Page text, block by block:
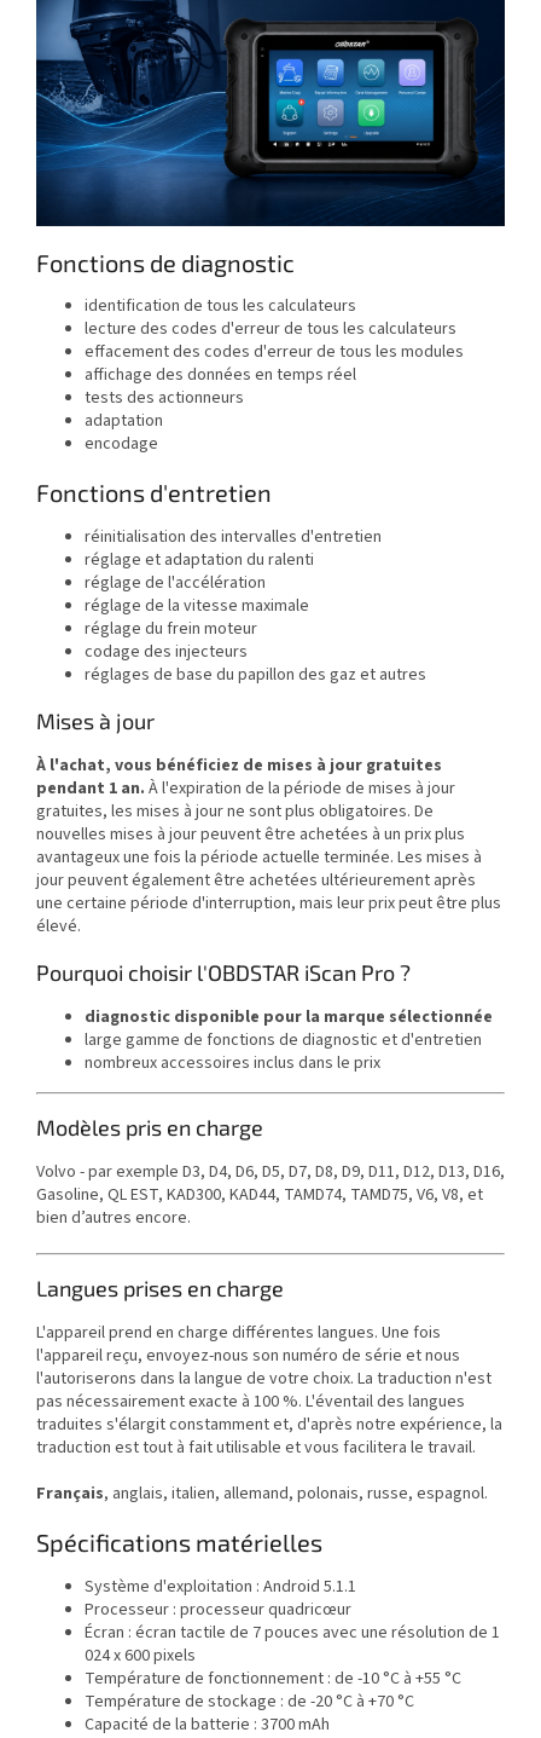
Fonctions de diagnostic
identification de tous les calculateurs
lecture des codes d'erreur de tous les calculateurs
effacement des codes d'erreur de tous les modules
affichage des données en temps réel
tests des actionneurs
adaptation
encodage
Fonctions d'entretien
réinitialisation des intervalles d'entretien
réglage et adaptation du ralenti
réglage de l'accélération
réglage de la vitesse maximale
réglage du frein moteur
codage des injecteurs
réglages de base du papillon des gaz et autres
Mises à jour
À l'achat, vous bénéficiez de mises à jour gratuites
pendant 1 an. À l'expiration de la période de mises à jour
gratuites, les mises à jour ne sont plus obligatoires. De
nouvelles mises à jour peuvent être achetées à un prix plus
avantageux une fois la période actuelle terminée. Les mises à
jour peuvent également être achetées ultérieurement après
une certaine période d'interruption, mais leur prix peut être plus
élevé.
Pourquoi choisir l'OBDSTAR iScan Pro ?
diagnostic disponible pour la marque sélectionnée
large gamme de fonctions de diagnostic et d'entretien
nombreux accessoires inclus dans le prix
Modèles pris en charge
Volvo - par exemple D3, D4, D6, D5, D7, D8, D9, D11, D12, D13, D16,
Gasoline, QL EST, KAD300, KAD44, TAMD74, TAMD75, V6, V8, et
bien d’autres encore.
Langues prises en charge
L'appareil prend en charge différentes langues. Une fois
l'appareil reçu, envoyez-nous son numéro de série et nous
l'autoriserons dans la langue de votre choix. La traduction n'est
pas nécessairement exacte à 100 %. L'éventail des langues
traduites s'élargit constamment et, d'après notre expérience, la
traduction est tout à fait utilisable et vous facilitera le travail.
Français, anglais, italien, allemand, polonais, russe, espagnol.
Spécifications matérielles
Système d'exploitation : Android 5.1.1
Processeur : processeur quadricœur
Écran : écran tactile de 7 pouces avec une résolution de 1
024 x 600 pixels
Température de fonctionnement : de -10 °C à +55 °C
Température de stockage : de -20 °C à +70 °C
Capacité de la batterie : 3700 mAh